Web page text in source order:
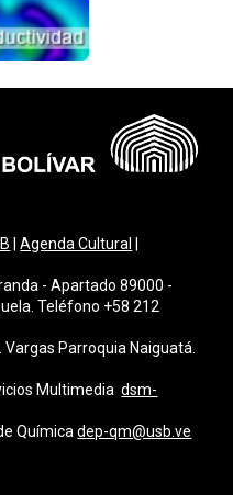
|Agenda Cultural
- Apartado 89000 -
Teléfono +58 212
Parroquia Naiguatá.
Multimediadsm-
Químicadep-qm@usb.ve